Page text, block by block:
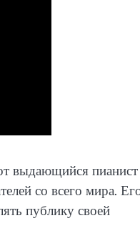
выдающийся
со всего мира.
публику своей